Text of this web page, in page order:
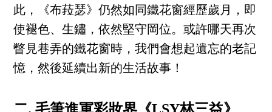
此，《布菈瑟》仍然如同鐵花窗經歷歲月，即
使褪色、生鏽，依然堅守岡位。或許哪天再次
瞥見巷弄的鐵花窗時，我們會想起遺忘的老記
憶，然後延續出新的生活故事！
二. 毛筆進軍彩妝界《LSY林三益》